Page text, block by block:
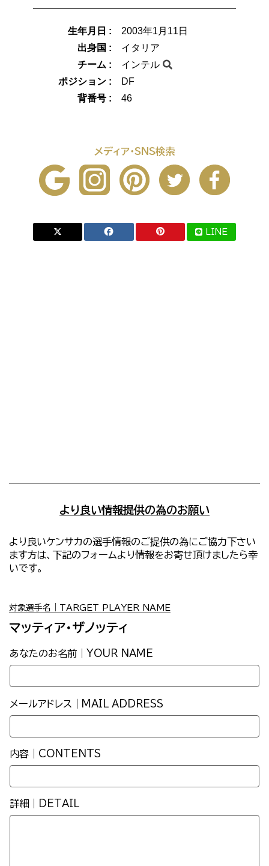
生年月日 :
2003年1月11日
出身国 :
イタリア
チーム :
インテル
ポジション :
DF
背番号 :
46
メディア・SNS検索
LINE
より良い情報提供の為のお願い
より良いケンサカの選手情報のご提供の為にご協力下さい
ます方は、下記のフォームより情報をお寄せ頂けましたら幸
いです。
対象選手名｜TARGET PLAYER NAME
マッティア・ザノッティ
あなたのお名前｜YOUR NAME
メールアドレス｜MAIL ADDRESS
内容｜CONTENTS
詳細｜DETAIL